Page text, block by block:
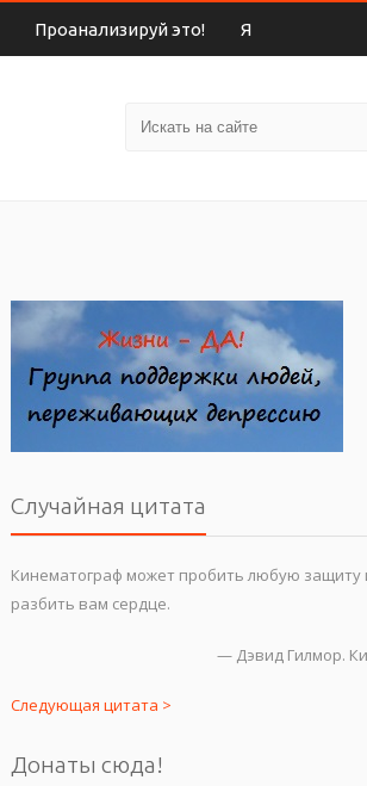
Проанализируй это! Я
Случайная цитата
Кинематограф может пробить любую защиту
разбить вам сердце.
— Дэвид Гилмор.
Следующая цитата >
Донаты сюда!